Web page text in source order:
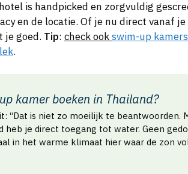
is handpicked en zorgvuldig
en de locatie. Of je nu direct vanaf
je goed. Tip: check ookswim-up
.
kamer boeken in Thailand?
“Dat is niet zo moeilijk te beantwoorden.
heb je direct toegang tot water. Geen
in het warme klimaat hier waar de zon